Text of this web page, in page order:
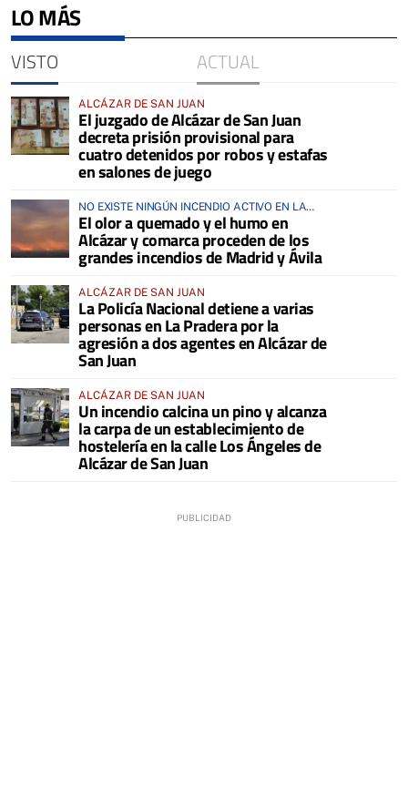
LO MÁS
VISTO ACTUAL
ALCÁZAR DE SAN JUAN
El juzgado de Alcázar de San Juan
decreta prisión provisional para
cuatro detenidos por robos y estafas
en salones de juego
NO EXISTE NINGÚN INCENDIO ACTIVO EN LA
COMARCA
El olor a quemado y el humo en
Alcázar y comarca proceden de los
grandes incendios de Madrid y Ávila
ALCÁZAR DE SAN JUAN
La Policía Nacional detiene a varias
personas en La Pradera por la
agresión a dos agentes en Alcázar de
San Juan
ALCÁZAR DE SAN JUAN
Un incendio calcina un pino y alcanza
la carpa de un establecimiento de
hostelería en la calle Los Ángeles de
Alcázar de San Juan